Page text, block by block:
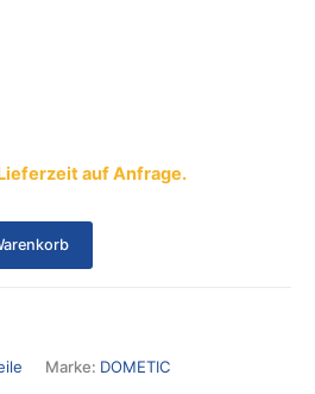
auf Anfrage.
Marke: DOMETIC